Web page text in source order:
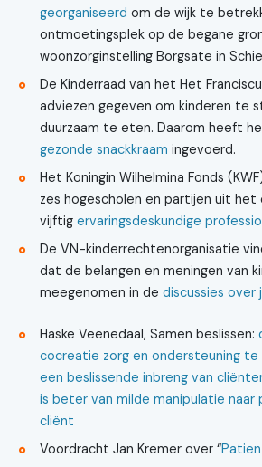
georganiseerd om de wijk te
ontmoetingsplek op de begane
woonzorginstelling Borgsate in
De Kinderraad van het Het
adviezen gegeven om kinderen te
duurzaam te eten. Daarom heeft
gezonde snackkraam ingevoerd.
Het Koningin Wilhelmina Fonds
zes hogescholen en partijen uit het
vijftig ervaringsdeskundige
De VN-kinderrechtenorganisatie
dat de belangen en meningen van
meegenomen in de discussies over
Haske Veenedaal, Samen beslissen:
cocreatie zorg en ondersteuning te
een beslissende inbreng van
is beter van milde manipulatie
cliënt
Voordracht Jan Kremer over “